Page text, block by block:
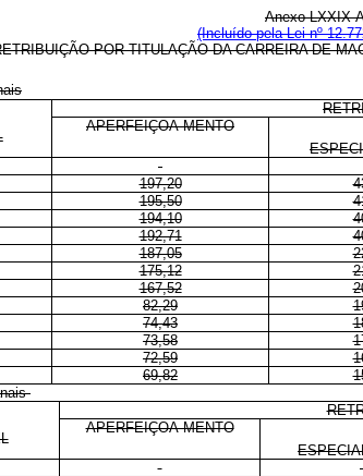
Anexo LXXIX-
(Incluído pela Lei nº
POR TITULAÇÃO DA CARREIRA DE
APERFEIÇOA-MENTO
197,20
195,50
194,10
192,71
187,05
175,12
167,52
82,29
74,43
73,58
72,59
69,82
APERFEIÇOA-MENTO